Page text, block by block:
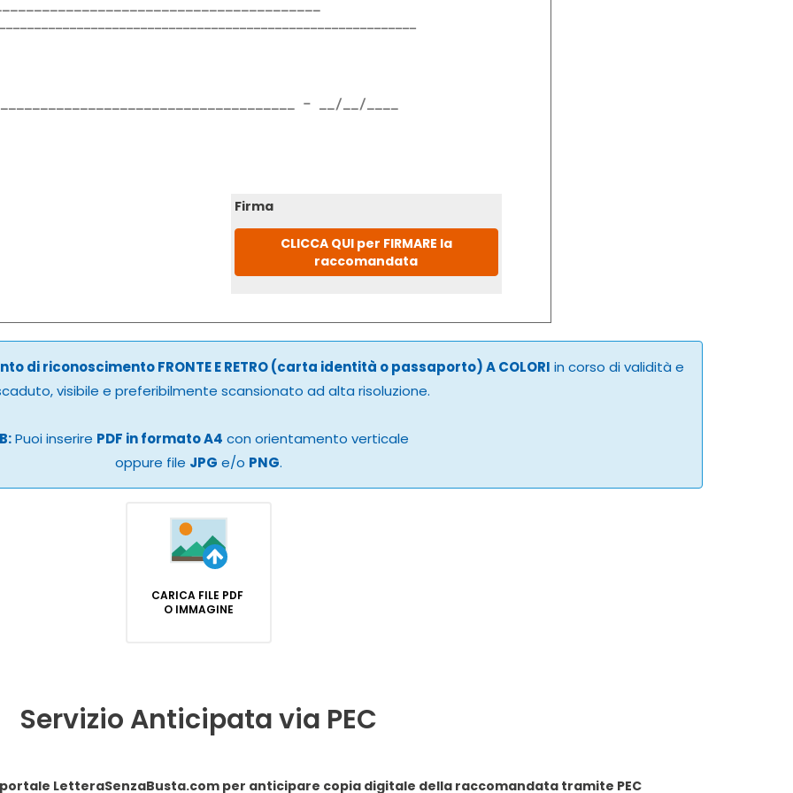
Firma
CLICCA QUI per FIRMARE la
raccomandata
di riconoscimento FRONTE E RETRO (carta identità o passaporto) A COLORI in corso di validità e
visibile e preferibilmente scansionato ad alta risoluzione.
Puoi inserire PDF in formato A4 con orientamento verticale
oppure file JPG e/o PNG.
CARICA FILE PDF
O IMMAGINE
Servizio Anticipata via PEC
Dichiaro di conferire procura speciale al portale LetteraSenzaBusta.com per anticipare copia digitale della raccomandata tramite PEC